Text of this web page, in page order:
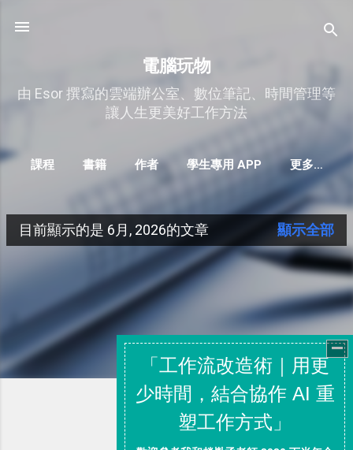
電腦玩物
由 Esor 撰寫的雲端辦公室、數位筆記、時間管理等
讓人生更美好工作方法
課程 書籍 作者 學生專用 APP 更多…
發
表
章
目前顯示的是 6月, 2026的文章 顯示全部